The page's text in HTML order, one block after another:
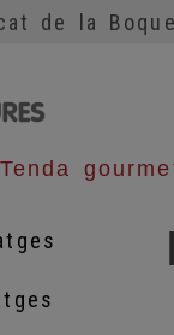
de la
Tenda